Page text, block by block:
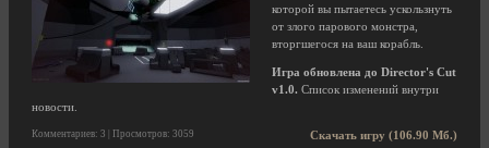
которой вы пытаетесь ускользнуть
от злого парового монстра,
вторгшегося на ваш корабль.
Игра обновлена до Director's Cut
v1.0. Список изменений внутри
новости.
Скачать игру (106.90 Мб.)
Комментариев: 3 | Просмотров: 3059